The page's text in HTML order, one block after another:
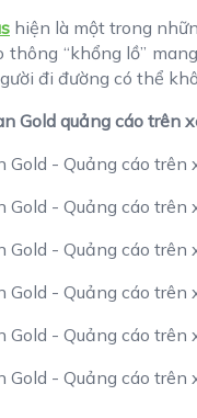
hiện là một trong
thông “khổng lồ”
đi đường có thể
Gold quảng cáo trên